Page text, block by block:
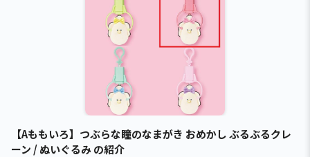
【Aももいろ】つぶらな瞳のなまがき おめかし ぶるぶるクレ
ーン / ぬいぐるみ の紹介